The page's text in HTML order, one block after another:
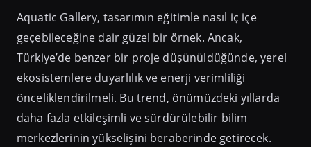
Aquatic Gallery, tasarımın eğitimle nasıl iç içe
geçebileceğine dair güzel bir örnek. Ancak,
Türkiye’de benzer bir proje düşünüldüğünde, yerel
ekosistemlere duyarlılık ve enerji verimliliği
önceliklendirilmeli. Bu trend, önümüzdeki yıllarda
daha fazla etkileşimli ve sürdürülebilir bilim
merkezlerinin yükselişini beraberinde getirecek.